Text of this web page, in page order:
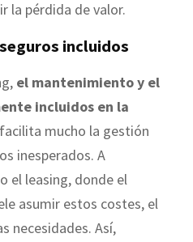
la pérdida de valor.
incluidos
el mantenimiento y el
incluidos en la
mucho la gestión
inesperados. A
el leasing, donde el
asumir estos costes, el
necesidades. Así,